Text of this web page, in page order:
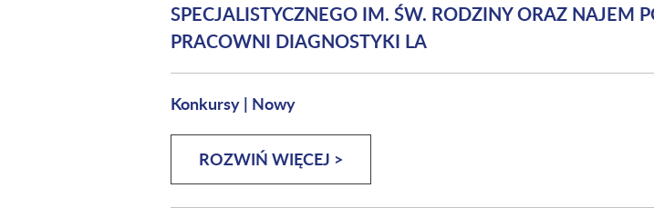
SPECJALISTYCZNEGO IM. ŚW. RODZINY ORAZ NAJEM
PRACOWNI DIAGNOSTYKI LA
Konkursy| Nowy
ROZWIŃ WIĘCEJ >